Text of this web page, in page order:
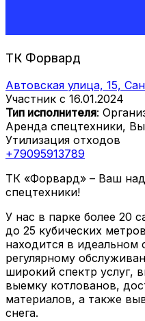
ТК Форвард
Автовская улица, 15,
Участник с 16.01.2024
Тип исполнителя:
Аренда спецтехники,
Утилизация отходов
+79095913789
ТК «Форвард» – Ваш
спецтехники!
У нас в парке более 20
до 25 кубических
находится в идеальном
регулярному
широкий спектр услуг,
выемку котлованов,
материалов, а также
снега.